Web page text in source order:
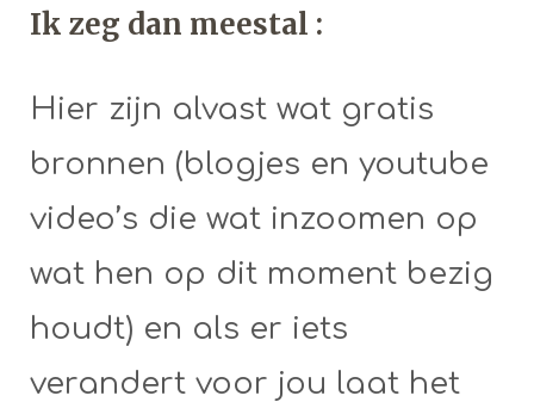
Ik zeg dan meestal :
Hier zijn alvast wat gratis
bronnen (blogjes en youtube
video’s die wat inzoomen op
wat hen op dit moment bezig
houdt) en als er iets
verandert voor jou laat het